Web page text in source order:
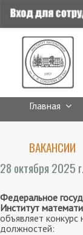
Главная
ВАКАНСИИ
28 октября 2025 г.
Федеральное
Институт
объявляет
должностей: